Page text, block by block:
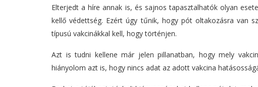
Elterjedt a híre annak is, és sajnos tapasztalhatók olyan
kellő védettség. Ezért úgy tűnik, hogy pót oltakozásra van
típusú vakcinákkal kell, hogy történjen.
Azt is tudni kellene már jelen pillanatban, hogy mely
hiányolom azt is, hogy nincs adat az adott vakcina